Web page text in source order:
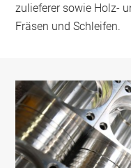
zulieferer sowie Holz-
Fräsen und Schleifen.
fraessspindel-2.jpg